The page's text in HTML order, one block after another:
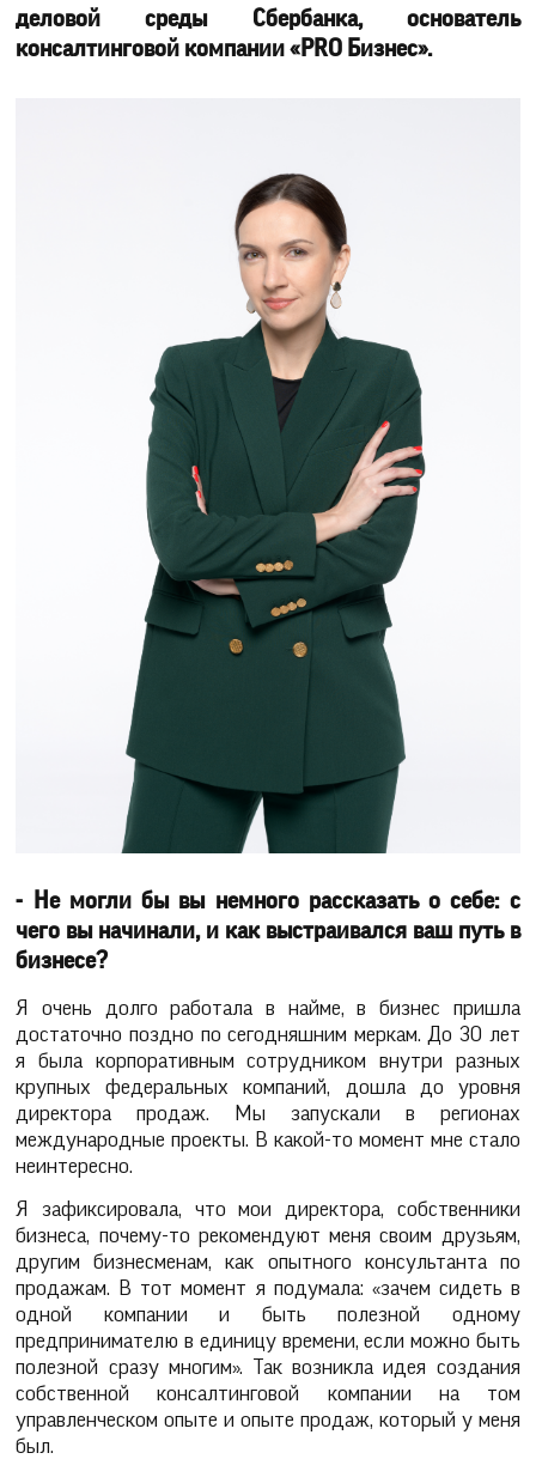
деловой среды Сбербанка, основатель
консалтинговой компании «PRO Бизнес».
- Не могли бы вы немного рассказать о себе: с
чего вы начинали, и как выстраивался ваш путь в
бизнесе?
Я очень долго работала в найме, в бизнес пришла
достаточно поздно по сегодняшним меркам. До 30 лет
я была корпоративным сотрудником внутри разных
крупных федеральных компаний, дошла до уровня
директора продаж. Мы запускали в регионах
международные проекты. В какой-то момент мне стало
неинтересно.
Я зафиксировала, что мои директора, собственники
бизнеса, почему-то рекомендуют меня своим друзьям,
другим бизнесменам, как опытного консультанта по
продажам. В тот момент я подумала: «зачем сидеть в
одной компании и быть полезной одному
предпринимателю в единицу времени, если можно быть
полезной сразу многим». Так возникла идея создания
собственной консалтинговой компании на том
управленческом опыте и опыте продаж, который у меня
был.